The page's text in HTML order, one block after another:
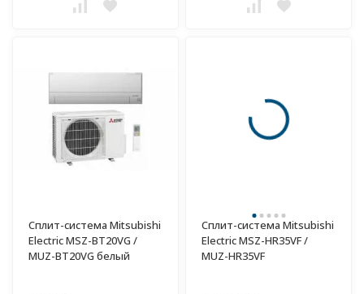
Сплит-система Mitsubishi
Electric MSZ-BT20VG /
MUZ-BT20VG белый
Сплит-система Mitsubishi
Electric MSZ-HR35VF /
MUZ-HR35VF